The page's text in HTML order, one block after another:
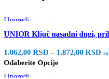
Uporedi
Brzi pregled
UNIOR Ključ nasadni dugi,
1.062,00 RSD – 1.872,00 RSD
Odaberite Opcije
Uporedi